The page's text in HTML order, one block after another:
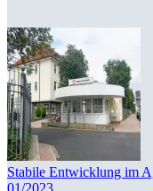
Stabile Entwicklung im